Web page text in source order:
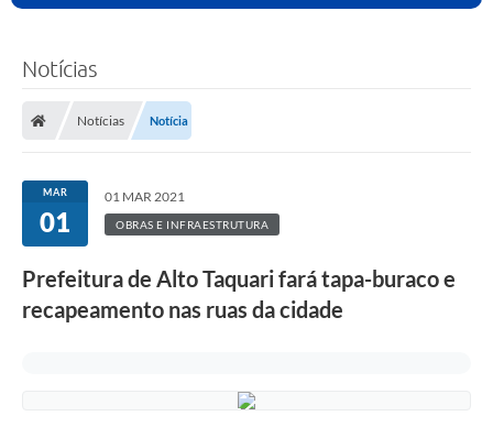
Notícias
Notícias Notícia
MAR
01
01 MAR 2021
OBRAS E INFRAESTRUTURA
Prefeitura de Alto Taquari fará tapa-buraco e
recapeamento nas ruas da cidade